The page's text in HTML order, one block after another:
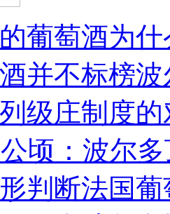
葡萄酒为
并不标榜
级庄制度
顷：波尔
判断法国